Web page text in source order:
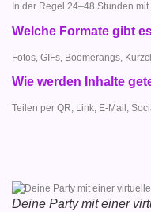
In der Regel 24–48 Stunden
Welche Formate gibt
Fotos, GIFs, Boomerangs,
Wie werden Inhalte
Teilen per QR, Link, E-Mail,
Deine Party mit einer